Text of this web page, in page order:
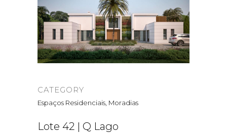
CATEGORY
Espaços Residenciais, Moradias
Lote 42 | Q Lago